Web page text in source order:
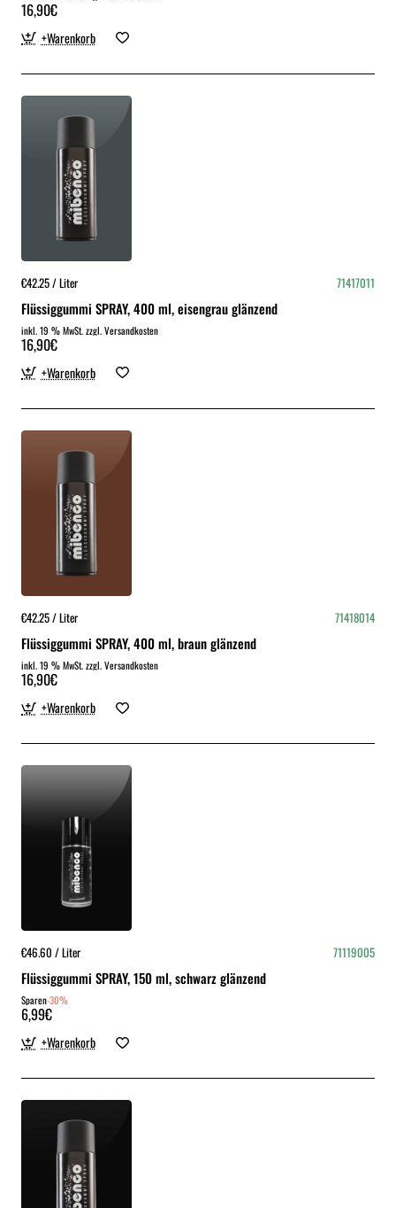
16,90€
+Warenkorb
€42.25 / Liter 71417011
Flüssiggummi SPRAY, 400 ml, eisengrau glänzend
inkl. 19 % MwSt. zzgl. Versandkosten
16,90€
+Warenkorb
€42.25 / Liter 71418014
Flüssiggummi SPRAY, 400 ml, braun glänzend
inkl. 19 % MwSt. zzgl. Versandkosten
16,90€
+Warenkorb
€46.60 / Liter 71119005
Flüssiggummi SPRAY, 150 ml, schwarz glänzend
Sparen-30%
6,99€
+Warenkorb